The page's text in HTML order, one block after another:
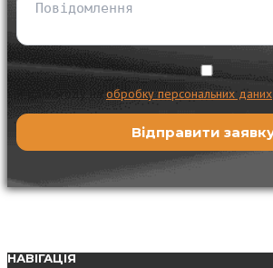
Я даю згоду наобробку персональних даних
НАВІГАЦІЯ